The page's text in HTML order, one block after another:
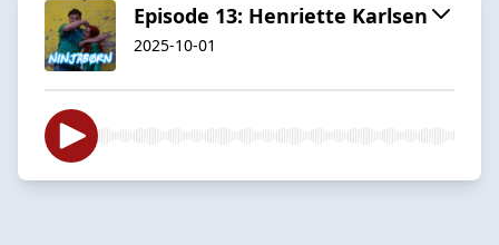
Episode 13: Henriette Karlsen
2025-10-01